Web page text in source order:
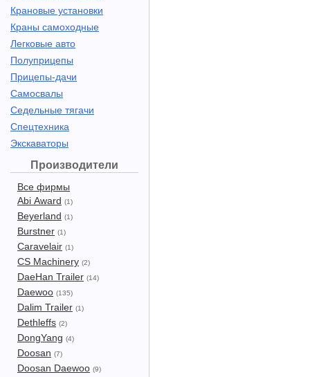
Крановые установки
Краны самоходные
Легковые авто
Полуприцепы
Прицепы-дачи
Самосвалы
Седельные тягачи
Спецтехника
Экскаваторы
Производители
Все фирмы
Abi Award (1)
Beyerland (1)
Burstner (1)
Caravelair (1)
CS Machinery (2)
DaeHan Trailer (14)
Daewoo (135)
Dalim Trailer (1)
Dethleffs (2)
DongYang (4)
Doosan (7)
Doosan Daewoo (9)